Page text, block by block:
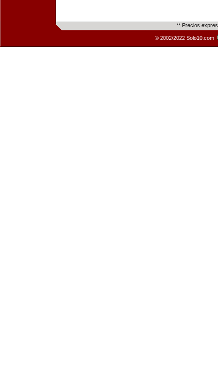
** Precios
© 2002/2022 Solo10.com